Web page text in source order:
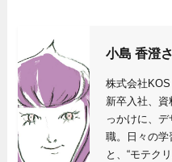
小島 香澄
株式会社
新卒入社、資
っかけに、
職。日々の学
と、“モテク